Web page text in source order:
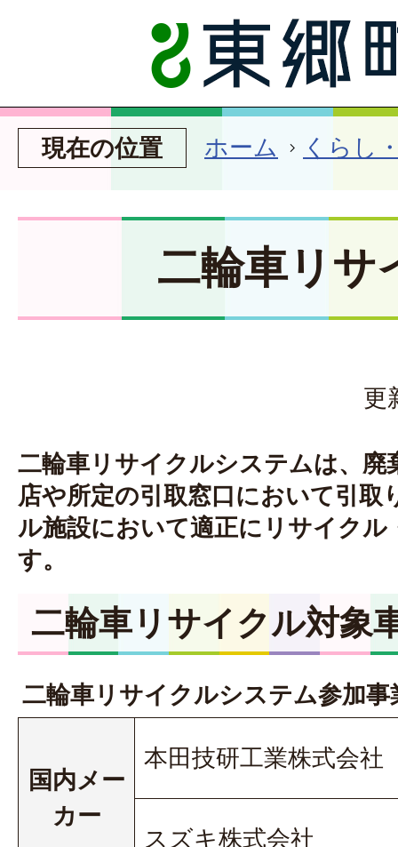
現在の位置 ホーム くらし
二輪車リサ
更
二輪車リサイクルシステムは、廃
店や所定の引取窓口において引取
ル施設において適正にリサイクル
す。
二輪車リサイクル対象
二輪車リサイクルシステム参加事
国内メー
カー
本田技研工業株式会社
スズキ株式会社